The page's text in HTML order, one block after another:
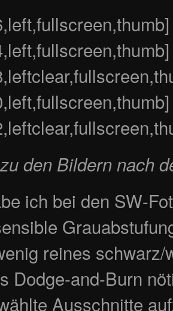
den Bildern nach
ich bei den SW-
reines
Dodge-and-Burn
Ausschnitte